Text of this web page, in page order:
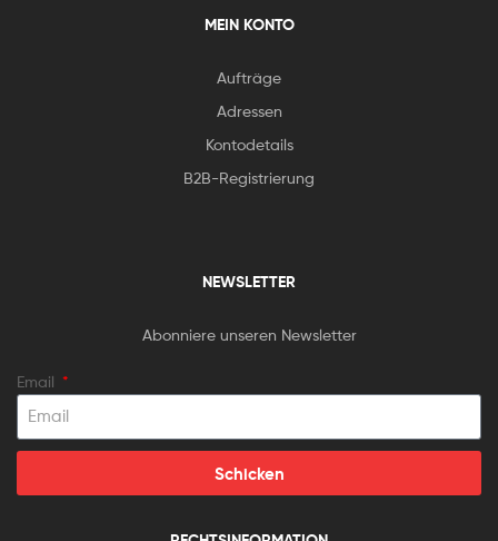
MEIN KONTO
Aufträge
Adressen
Kontodetails
B2B-Registrierung
NEWSLETTER
Abonniere unseren Newsletter
Email
Schicken